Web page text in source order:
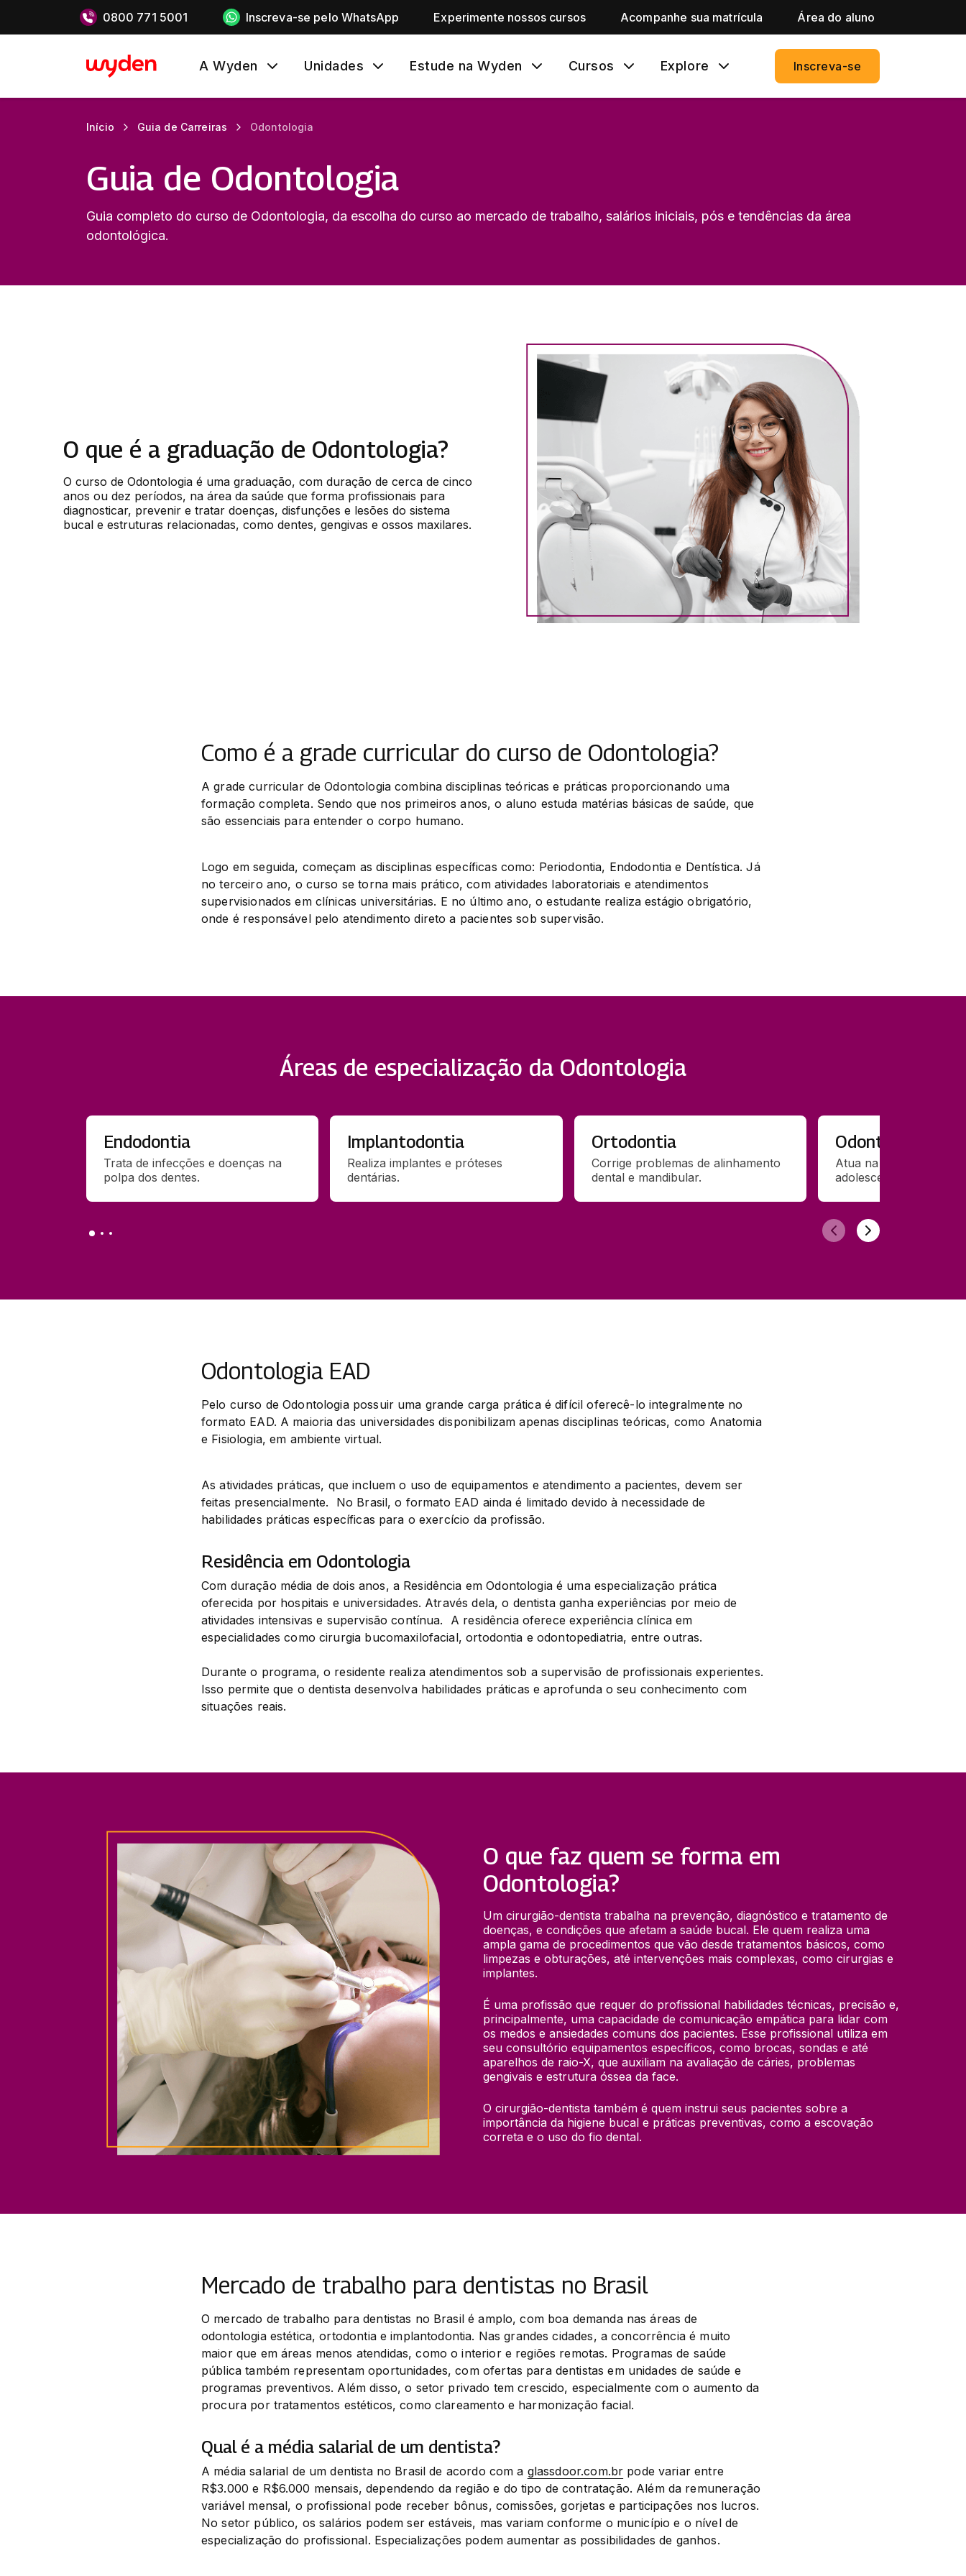
0800 771 5001 Inscreva-se pelo WhatsApp Experimente nossos cursos Acompanhe sua matrícula Área do aluno
A Wyden Unidades Estude na Wyden Cursos Explore Inscreva-se
Início Guia de Carreiras Odontologia
Guia de Odontologia
Guia completo do curso de Odontologia, da escolha do curso ao mercado de trabalho, salários iniciais, pós e tendências da área
odontológica.
O que é a graduação de Odontologia?
O curso de Odontologia é uma graduação, com duração de cerca de cinco
anos ou dez períodos, na área da saúde que forma profissionais para
diagnosticar, prevenir e tratar doenças, disfunções e lesões do sistema
bucal e estruturas relacionadas, como dentes, gengivas e ossos maxilares.
Como é a grade curricular do curso de Odontologia?
A grade curricular de Odontologia combina disciplinas teóricas e práticas proporcionando uma
formação completa. Sendo que nos primeiros anos, o aluno estuda matérias básicas de saúde, que
são essenciais para entender o corpo humano.
Logo em seguida, começam as disciplinas específicas como: Periodontia, Endodontia e Dentística. Já
no terceiro ano, o curso se torna mais prático, com atividades laboratoriais e atendimentos
supervisionados em clínicas universitárias. E no último ano, o estudante realiza estágio obrigatório,
onde é responsável pelo atendimento direto a pacientes sob supervisão.
Áreas de especialização da Odontologia
Endodontia
Trata de infecções e doenças na
polpa dos dentes.
Implantodontia
Realiza implantes e próteses
dentárias.
Ortodontia
Corrige problemas de alinhamento
dental e mandibular.
Odontopediatria
Atua na saúde bucal
adolescentes.
Odontologia EAD
Pelo curso de Odontologia possuir uma grande carga prática é difícil oferecê-lo integralmente no
formato EAD. A maioria das universidades disponibilizam apenas disciplinas teóricas, como Anatomia
e Fisiologia, em ambiente virtual.
As atividades práticas, que incluem o uso de equipamentos e atendimento a pacientes, devem ser
feitas presencialmente.  No Brasil, o formato EAD ainda é limitado devido à necessidade de
habilidades práticas específicas para o exercício da profissão.
Residência em Odontologia
Com duração média de dois anos, a Residência em Odontologia é uma especialização prática
oferecida por hospitais e universidades. Através dela, o dentista ganha experiências por meio de
atividades intensivas e supervisão contínua.  A residência oferece experiência clínica em
especialidades como cirurgia bucomaxilofacial, ortodontia e odontopediatria, entre outras.
Durante o programa, o residente realiza atendimentos sob a supervisão de profissionais experientes.
Isso permite que o dentista desenvolva habilidades práticas e aprofunda o seu conhecimento com
situações reais.
O que faz quem se forma em
Odontologia?
Um cirurgião-dentista trabalha na prevenção, diagnóstico e tratamento de
doenças, e condições que afetam a saúde bucal. Ele quem realiza uma
ampla gama de procedimentos que vão desde tratamentos básicos, como
limpezas e obturações, até intervenções mais complexas, como cirurgias e
implantes.
É uma profissão que requer do profissional habilidades técnicas, precisão e,
principalmente, uma capacidade de comunicação empática para lidar com
os medos e ansiedades comuns dos pacientes. Esse profissional utiliza em
seu consultório equipamentos específicos, como brocas, sondas e até
aparelhos de raio-X, que auxiliam na avaliação de cáries, problemas
gengivais e estrutura óssea da face.
O cirurgião-dentista também é quem instrui seus pacientes sobre a
importância da higiene bucal e práticas preventivas, como a escovação
correta e o uso do fio dental.
Mercado de trabalho para dentistas no Brasil
O mercado de trabalho para dentistas no Brasil é amplo, com boa demanda nas áreas de
odontologia estética, ortodontia e implantodontia. Nas grandes cidades, a concorrência é muito
maior que em áreas menos atendidas, como o interior e regiões remotas. Programas de saúde
pública também representam oportunidades, com ofertas para dentistas em unidades de saúde e
programas preventivos. Além disso, o setor privado tem crescido, especialmente com o aumento da
procura por tratamentos estéticos, como clareamento e harmonização facial.
Qual é a média salarial de um dentista?
A média salarial de um dentista no Brasil de acordo com a glassdoor.com.br pode variar entre
R$3.000 e R$6.000 mensais, dependendo da região e do tipo de contratação. Além da remuneração
variável mensal, o profissional pode receber bônus, comissões, gorjetas e participações nos lucros.
No setor público, os salários podem ser estáveis, mas variam conforme o município e o nível de
especialização do profissional. Especializações podem aumentar as possibilidades de ganhos.